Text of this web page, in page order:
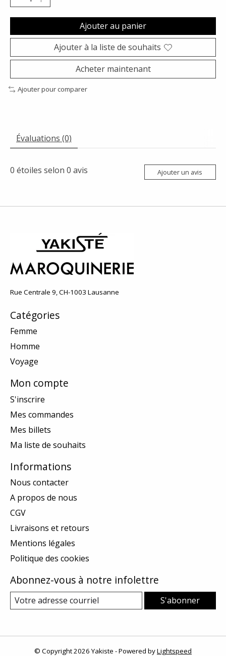
Ajouter au panier
Ajouter à la liste de souhaits
Acheter maintenant
Ajouter pour comparer
Évaluations (0)
0 étoiles selon 0 avis Ajouter un avis
Rue Centrale 9, CH-1003 Lausanne
Catégories
Femme
Homme
Voyage
Mon compte
S'inscrire
Mes commandes
Mes billets
Ma liste de souhaits
Informations
Nous contacter
A propos de nous
CGV
Livraisons et retours
Mentions légales
Politique des cookies
Abonnez-vous à notre infolettre
S'abonner
© Copyright 2026 Yakiste - Powered byLightspeed